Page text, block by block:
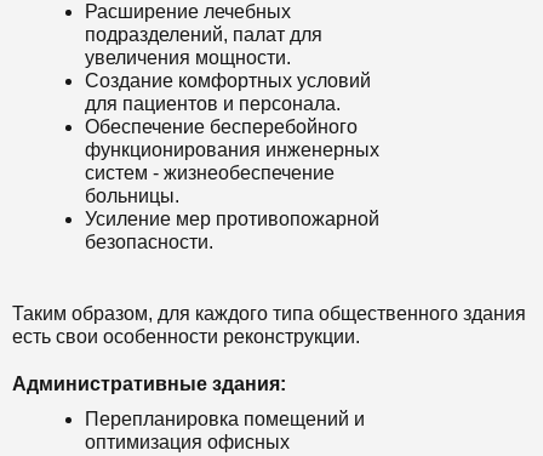
Расширение лечебных
подразделений, палат для
увеличения мощности.
Создание комфортных условий
для пациентов и персонала.
Обеспечение бесперебойного
функционирования инженерных
систем - жизнеобеспечение
больницы.
Усиление мер противопожарной
безопасности.
Таким образом, для каждого типа общественного здания
есть свои особенности реконструкции.
Административные здания:
Перепланировка помещений и
оптимизация офисных